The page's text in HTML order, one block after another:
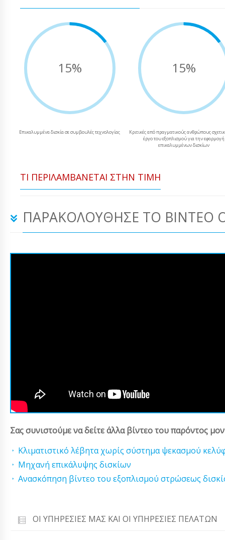
15%
Επικαλυμμένα δισκία σε συμβουλές τεχνολογίας
15%
Κριτικές από πραγματικούς ανθρώπους
έργο του εξοπλισμού για την εφαρμογή
επικαλυμμένων δισκίων
ΤΙ ΠΕΡΙΛΑΜΒΆΝΕΤΑΙ ΣΤΗΝ ΤΙΜΉ
ΠΑΡΑΚΟΛΟΎΘΗΣΕ ΤΟ ΒΊΝΤΕΟ
Σας συνιστούμε να δείτε άλλα βίντεο του παρόντος
Κλιματιστικό λέβητα χωρίς σύστημα ψεκασμού
Μηχανή επικάλυψης δισκίων
Ανασκόπηση βίντεο του εξοπλισμού στρώσεως
ΟΙ ΥΠΗΡΕΣΊΕΣ ΜΑΣ ΚΑΙ ΟΙ ΥΠΗΡΕΣΊΕΣ ΠΕΛΑΤΏΝ